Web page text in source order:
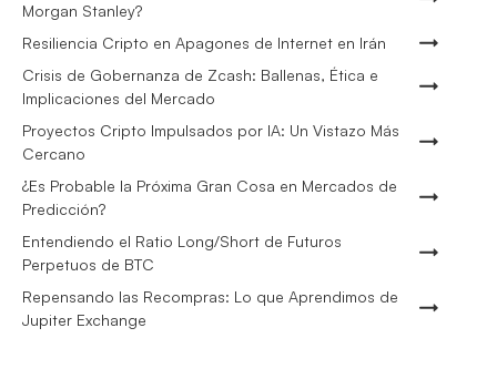
Morgan Stanley?
Resiliencia Cripto en Apagones de Internet en Irán
Crisis de Gobernanza de Zcash: Ballenas, Ética e
Implicaciones del Mercado
Proyectos Cripto Impulsados por IA: Un Vistazo Más
Cercano
¿Es Probable la Próxima Gran Cosa en Mercados de
Predicción?
Entendiendo el Ratio Long/Short de Futuros
Perpetuos de BTC
Repensando las Recompras: Lo que Aprendimos de
Jupiter Exchange